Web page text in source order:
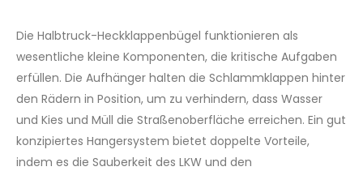
Die Halbtruck-Heckklappenbügel funktionieren als
wesentliche kleine Komponenten, die kritische Aufgaben
erfüllen. Die Aufhänger halten die Schlammklappen hinter
den Rädern in Position, um zu verhindern, dass Wasser
und Kies und Müll die Straßenoberfläche erreichen. Ein gut
konzipiertes Hangersystem bietet doppelte Vorteile,
indem es die Sauberkeit des LKW und den